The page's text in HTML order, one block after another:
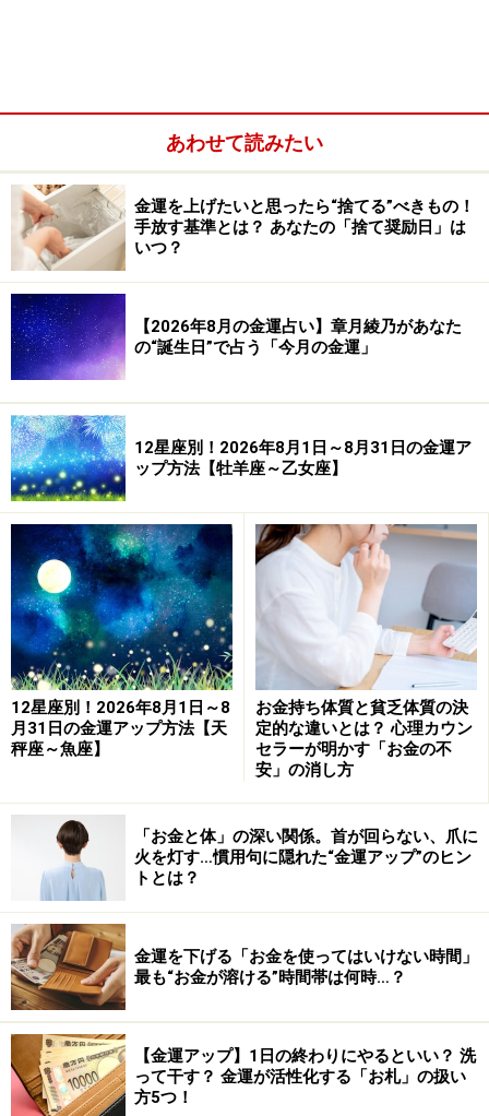
蠍座
情報がもれて大損害を被る恐れあり。親しい人にも、オ
フィシャルな秘密はもらさないこと。「これ秘密にして
おいてね！」とあなたが念押しして話したとしても、そ
れは「しゃべっていいよ」と言っているのと同じと思う
べき。自慢話をしたいなら、それが公になってから、い
くらでもどうぞ。ましてや、人から聞いた話をぺらぺら
としゃべりまくるなんてもってのほか。大事な友達をな
くす恐れあり。お金には代えられない物を大切にしまし
ょう！
ラッキーアイテム：マフラータオル
射手座
あこがれの先輩や上司から目をかけてもらえそう。いつ
も勝手なことばかりしている射手座がちょっとまじめに
頑張っただけでほめてもらえるなんてと周囲の人からは
ブーイングがでそう。でも、誰に何と言われようと気に
しない。素直に好意を受け入れましょう。ずっと却下さ
れてきたやりたかったことを提案しているのも賛成。す
んなり通ってしまう可能性も大いにあり。報酬もアップ
あわせて読みたい
金運を上げたいと思ったら“捨てる”べきもの！
手放す基準とは？ あなたの「捨て奨励日」は
いつ？
【2026年8月の金運占い】章月綾乃があなた
の“誕生日”で占う「今月の金運」
12星座別！2026年8月1日～8月31日の金運ア
ップ方法【牡羊座～乙女座】
12星座別！2026年8月1日～8
月31日の金運アップ方法【天
秤座～魚座】
お金持ち体質と貧乏体質の決
定的な違いとは？ 心理カウン
セラーが明かす「お金の不
安」の消し方
「お金と体」の深い関係。首が回らない、爪に
火を灯す…慣用句に隠れた“金運アップ”のヒン
トとは？
金運を下げる「お金を使ってはいけない時間」
最も“お金が溶ける”時間帯は何時…？
【金運アップ】1日の終わりにやるといい？ 洗
って干す？ 金運が活性化する「お札」の扱い
方5つ！